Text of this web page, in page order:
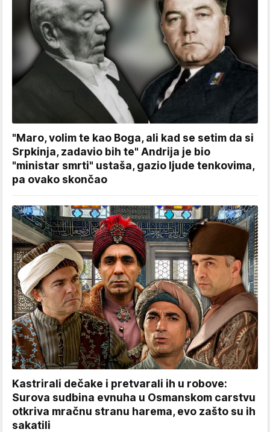
"Maro, volim te kao Boga, ali kad se setim da si
Srpkinja, zadavio bih te" Andrija je bio
"ministar smrti" ustaša, gazio ljude tenkovima,
pa ovako skončao
Kastrirali dečake i pretvarali ih u robove:
Surova sudbina evnuha u Osmanskom carstvu
otkriva mračnu stranu harema, evo zašto su ih
sakatili